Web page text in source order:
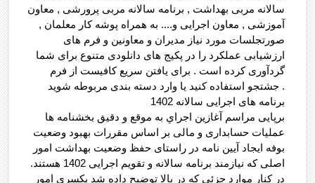
سالانه مربی بهداشت , برنامه سالانه مربی پرورشی , معاون
آموزشی , معاون اجرایی و.... به همراه پوشه کار معلمان ,
صورتجلسات مورد نیاز مدیران و معاونین و فرم های
ارزشیابی عملکرد را در پکیج های دانلودی متنوع برای شما
گردآوری کرده است . برای یافتن سریع کافیست از فرم
جشتجو استفاده کنید یا وارد دسته بندی مربوطه شوید .
برنامه های اجرایی سالانه 1402
برپایی مراسم آغازين اجراي به موقع و دقیق بخشنامه ها
عملیات حسابداری و مالی بر اساس مقررات بهبود وضعیت
بوفه ایجاد آیین نامه در راستای حفظ وضعيت بهداشت امور
اصلی که نیازمند برنامه سالانه و تقویم اجرایی 1402 هستند.
در کنار موارد جزئی که در بالا توضیح داده شد یکسری امور